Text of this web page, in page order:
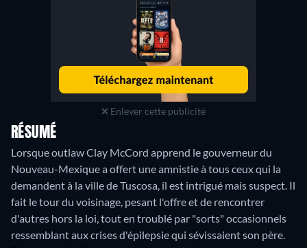
Enlever cette publicité
RÉSUMÉ
Lorsque outlaw Clay McCord apprend le gouverneur du
Nouveau-Mexique a offert une amnistie à tous ceux qui la
demandent à la ville de Tuscosa, il est intrigué mais suspect. Il
fait le tour du voisinage, pesant l'offre et de rencontrer
d'autres hors la loi, tout en troublé par "sorts" occasionnels
ressemblant aux crises d'épilepsie qui sévissaient son père.